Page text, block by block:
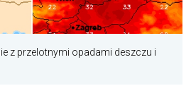
z przelotnymi opadami deszczu i